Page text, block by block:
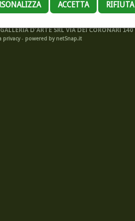
ACCETTA
D'ARTE SRL VIA DEI CORONARI
privacy- powered by netSnap.it